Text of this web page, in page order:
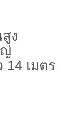
ง
14 เมตร